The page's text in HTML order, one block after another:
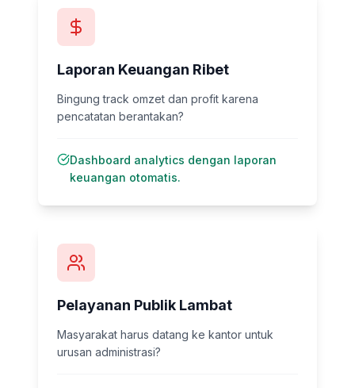
Laporan Keuangan Ribet
Bingung track omzet dan profit karena
pencatatan berantakan?
Dashboard analytics dengan laporan
keuangan otomatis.
Pelayanan Publik Lambat
Masyarakat harus datang ke kantor untuk
urusan administrasi?